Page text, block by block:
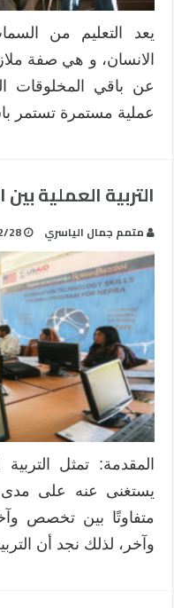
يعد التعليم من
الانسان، و هي صفة
عن باقي المخلوقات
عملية مستمرة تستمر
التربية العملية
متمم جمال الياسري 28
المقدمة: تمثل
يستغنى عنه على مدى
متفاوتًا بين تخصص
وآخر، لذلك نجد أن